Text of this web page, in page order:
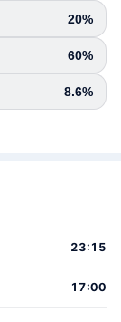
20%
60%
8.6%
23:15
17:00